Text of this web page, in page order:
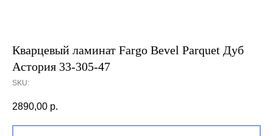
Кварцевый ламинат Fargo Bevel Parquet Дуб
Астория 33-305-47
SKU:
2890,00 р.